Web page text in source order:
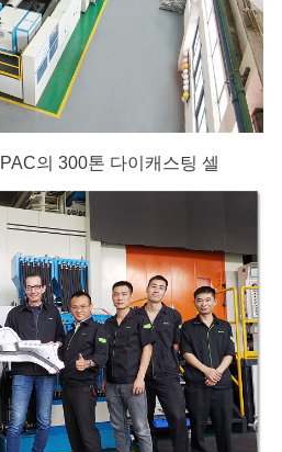
의 300톤 다이캐스팅 셀